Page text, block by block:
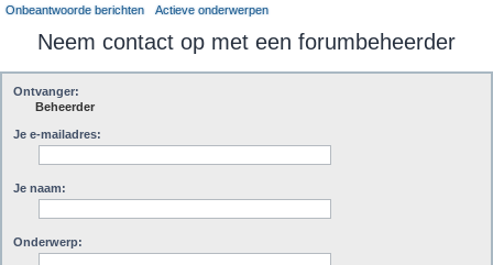
Onbeantwoorde berichten Actieve onderwerpen
Neem contact op met een forumbeheerder
Ontvanger:
Beheerder
Je e-mailadres:
Je naam:
Onderwerp: